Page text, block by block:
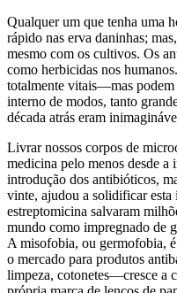
Qualquer um que tenha uma
rápido nas erva daninhas;
mesmo com os cultivos. Os
como herbicidas nos
totalmente vitais—mas podem
interno de modos, tanto
década atrás eram
Livrar nossos corpos de
medicina pelo menos desde
introdução dos antibióticos,
vinte, ajudou a solidificar
estreptomicina salvaram
mundo como impregnado de
A misofobia, ou germofobia,
o mercado para produtos
limpeza, cotonetes—cresce a